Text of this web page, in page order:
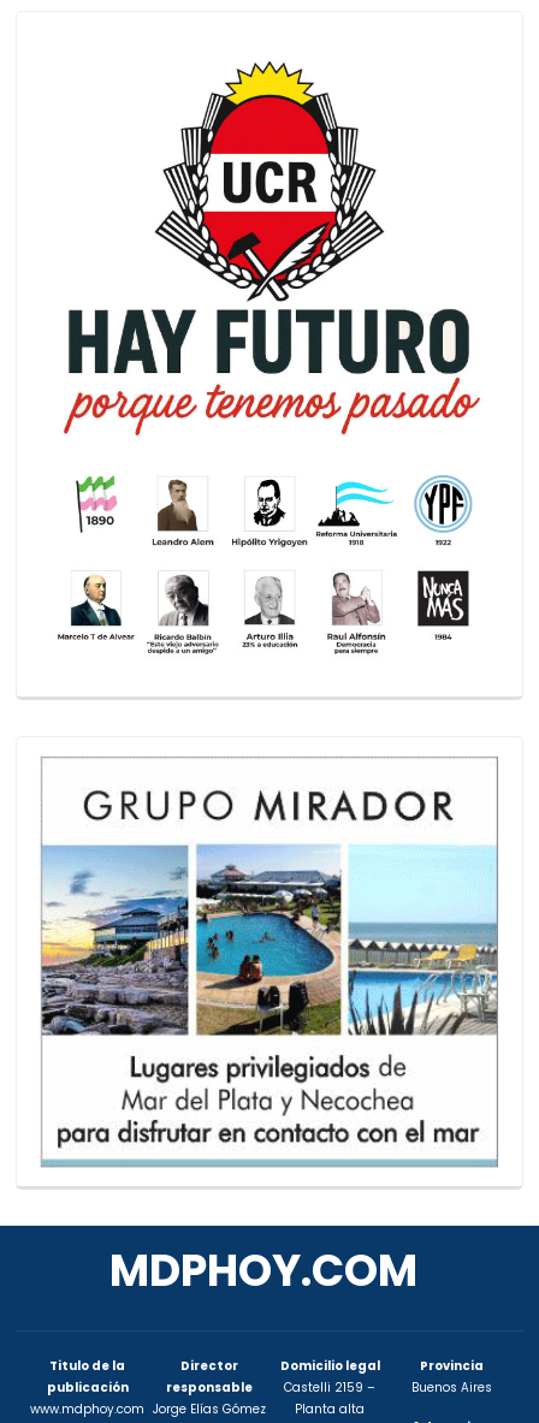
MDPHOY.COM
Titulo de la
publicación
www.mdphoy.com
Director
responsable
Jorge Elías Gómez
Domicilio legal
Castelli 2159 –
Planta alta
Provincia
Buenos Aires